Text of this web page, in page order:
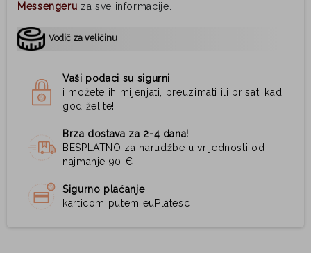
Messengeru za sve informacije.
Vodič za veličinu
Vaši podaci su sigurni
i možete ih mijenjati, preuzimati ili brisati kad
god želite!
Brza dostava za 2-4 dana!
BESPLATNO za narudžbe u vrijednosti od
najmanje 90 €
Sigurno plaćanje
karticom putem euPlatesc